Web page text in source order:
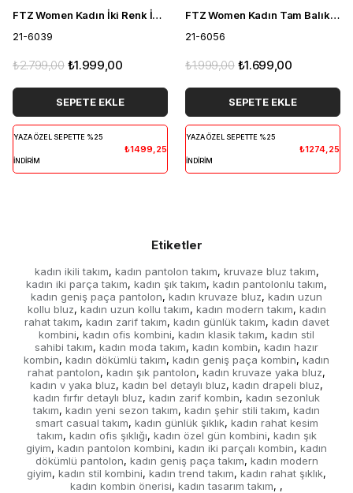
FTZ Women Kadın İki Renk İkili Takım Siyah 21-6039
21-6039
₺1.999,00
₺2.799,00
SEPETE EKLE
YAZA ÖZEL SEPETTE %25
İNDİRİM
₺1499,25
FTZ Women Kadın Tam Balıkçı İkili Takım Siyah 21-6056
21-6056
₺1.699,00
₺1.999,00
SEPETE EKLE
YAZA ÖZEL SEPETTE %25
İNDİRİM
₺1274,25
Etiketler
kadın ikili takım, kadın pantolon takım, kruvaze bluz takım,
kadın iki parça takım, kadın şık takım, kadın pantolonlu takım,
kadın geniş paça pantolon, kadın kruvaze bluz, kadın uzun
kollu bluz, kadın uzun kollu takım, kadın modern takım, kadın
rahat takım, kadın zarif takım, kadın günlük takım, kadın davet
kombini, kadın ofis kombini, kadın klasik takım, kadın stil
sahibi takım, kadın moda takım, kadın kombin, kadın hazır
kombin, kadın dökümlü takım, kadın geniş paça kombin, kadın
rahat pantolon, kadın şık pantolon, kadın kruvaze yaka bluz,
kadın v yaka bluz, kadın bel detaylı bluz, kadın drapeli bluz,
kadın fırfır detaylı bluz, kadın zarif kombin, kadın sezonluk
takım, kadın yeni sezon takım, kadın şehir stili takım, kadın
smart casual takım, kadın günlük şıklık, kadın rahat kesim
takım, kadın ofis şıklığı, kadın özel gün kombini, kadın şık
giyim, kadın pantolon kombini, kadın iki parçalı kombin, kadın
dökümlü pantolon, kadın geniş paça takım, kadın modern
giyim, kadın stil kombini, kadın trend takım, kadın rahat şıklık,
kadın kombin önerisi, kadın tasarım takım, ,